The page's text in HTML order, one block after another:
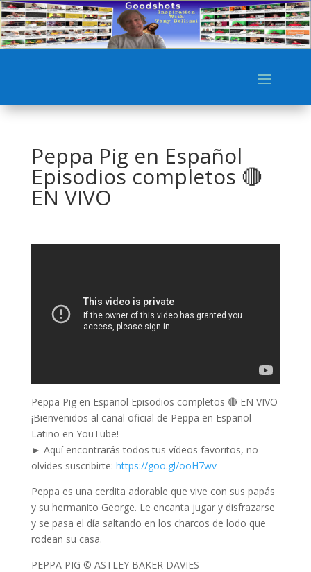
Peppa Pig en Español
Episodios completos 🔴
EN VIVO
Peppa Pig en Español Episodios completos 🔴 EN VIVO
¡Bienvenidos al canal oficial de Peppa en Español
Latino en YouTube!
► Aquí encontrarás todos tus vídeos favoritos, no
olvides suscribirte: https://goo.gl/ooH7wv
Peppa es una cerdita adorable que vive con sus papás
y su hermanito George. Le encanta jugar y disfrazarse
y se pasa el día saltando en los charcos de lodo que
rodean su casa.
PEPPA PIG © ASTLEY BAKER DAVIES